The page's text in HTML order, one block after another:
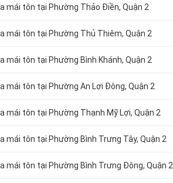
mái tôn tại Phường Thảo Điền, Quận 2
mái tôn tại Phường Thủ Thiêm, Quận 2
tôn tại Phường Bình Khánh, Quận 2
tôn tại Phường An Lợi Đông, Quận 2
tôn tại Phường Thạnh Mỹ Lợi, Quận 2
tôn tại Phường Bình Trưng Tây, Quận 2
tôn tại Phường Bình Trưng Đông, Quận 2